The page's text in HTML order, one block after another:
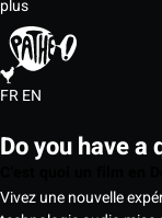
plus
FREN
Do you have a
Vivez une nouvelle